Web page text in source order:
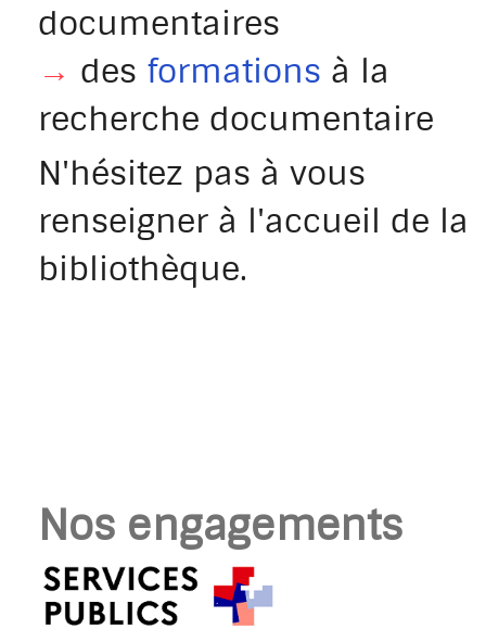
documentaires
→ des formations à la
recherche documentaire
N'hésitez pas à vous
renseigner à l'accueil de la
bibliothèque.
Nos engagements